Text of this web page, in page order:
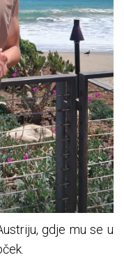
gdje mu se u